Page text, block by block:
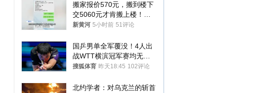
搬家报价570元，搬到楼下
交5060元才肯搬上楼！女
子傻眼了……
新黄河 5小时前 51评论
国乒男单全军覆没！4人出
战WTT横滨冠军赛均无缘
八强
搜狐体育 昨天18:45 102评论
北约学者：对乌克兰的斩首